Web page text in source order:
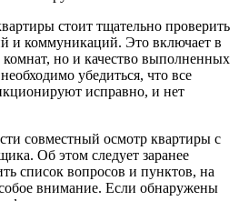
стоит тщательно проверить
и коммуникаций. Это включает в
комнат, но и качество выполненных
убедиться, что все
исправно, и нет
совместный осмотр квартиры с
Об этом следует заранее
список вопросов и пунктов, на
внимание. Если обнаружены